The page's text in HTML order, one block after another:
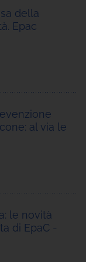
della
Epac
al via le
le novità
di EpaC -